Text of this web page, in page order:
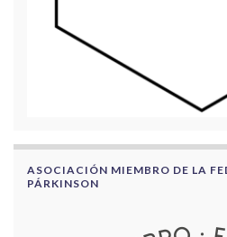
ASOCIACIÓN MIEMBRO DE LA
PÁRKINSON